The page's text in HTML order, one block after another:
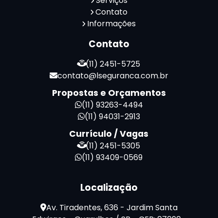
Serviços de Limpeza e Portaria
Terceirização de Facilities
Zeladoria de Condomínios
Contato
Informações
Contato
(11) 2451-5725
contato@lseguranca.com.br
Propostas e Orçamentos
(11) 93263-4494
(11) 94031-2913
Currículo / Vagas
(11) 2451-5305
(11) 93409-0569
Localização
Av. Tiradentes, 636 - Jardim Santa